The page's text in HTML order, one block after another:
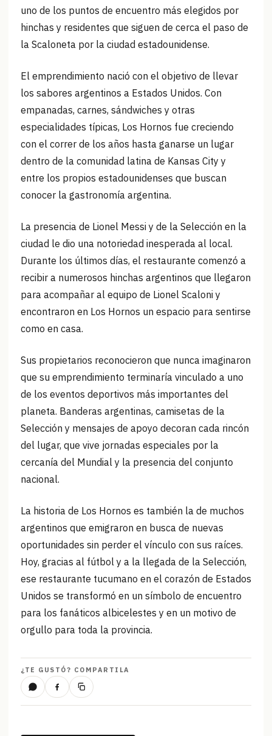
uno de los puntos de encuentro más elegidos por
hinchas y residentes que siguen de cerca el paso de
la Scaloneta por la ciudad estadounidense.
El emprendimiento nació con el objetivo de llevar
los sabores argentinos a Estados Unidos. Con
empanadas, carnes, sándwiches y otras
especialidades típicas, Los Hornos fue creciendo
con el correr de los años hasta ganarse un lugar
dentro de la comunidad latina de Kansas City y
entre los propios estadounidenses que buscan
conocer la gastronomía argentina.
La presencia de Lionel Messi y de la Selección en la
ciudad le dio una notoriedad inesperada al local.
Durante los últimos días, el restaurante comenzó a
recibir a numerosos hinchas argentinos que llegaron
para acompañar al equipo de Lionel Scaloni y
encontraron en Los Hornos un espacio para sentirse
como en casa.
Sus propietarios reconocieron que nunca imaginaron
que su emprendimiento terminaría vinculado a uno
de los eventos deportivos más importantes del
planeta. Banderas argentinas, camisetas de la
Selección y mensajes de apoyo decoran cada rincón
del lugar, que vive jornadas especiales por la
cercanía del Mundial y la presencia del conjunto
nacional.
La historia de Los Hornos es también la de muchos
argentinos que emigraron en busca de nuevas
oportunidades sin perder el vínculo con sus raíces.
Hoy, gracias al fútbol y a la llegada de la Selección,
ese restaurante tucumano en el corazón de Estados
Unidos se transformó en un símbolo de encuentro
para los fanáticos albicelestes y en un motivo de
orgullo para toda la provincia.
¿TE GUSTÓ? COMPARTILA